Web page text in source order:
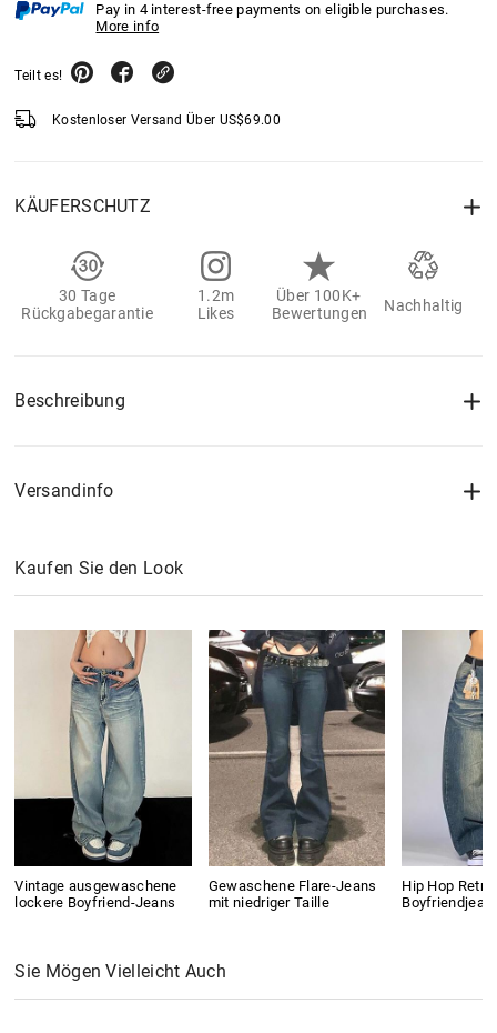
Pay in 4 interest-free payments on eligible purchases.
More info
Teilt es!
Kostenloser Versand Über US$69.00
KÄUFERSCHUTZ
30 Tage
Rückgabegarantie
1.2m
Likes
Über 100K+
Bewertungen
Nachhaltig
Beschreibung
Versandinfo
Kaufen Sie den Look
Vintage ausgewaschene
lockere Boyfriend-Jeans
Gewaschene Flare-Jeans
mit niedriger Taille
Hip Hop
Sie Mögen Vielleicht Auch